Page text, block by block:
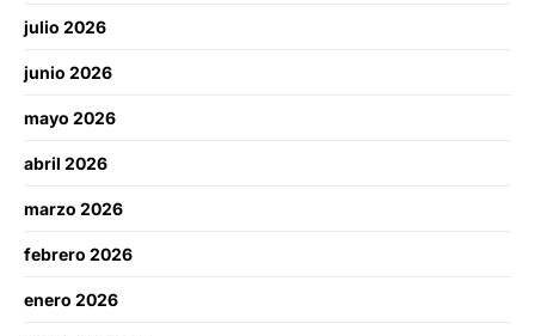
julio 2026
junio 2026
mayo 2026
abril 2026
marzo 2026
febrero 2026
enero 2026